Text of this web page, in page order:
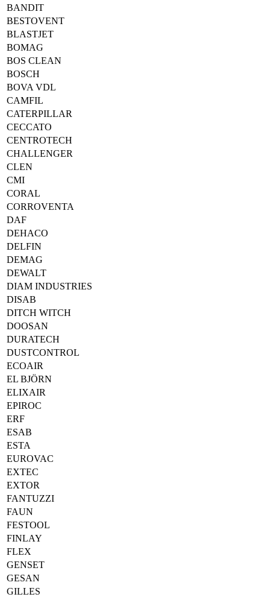
BANDIT
BESTOVENT
BLASTJET
BOMAG
BOS CLEAN
BOSCH
BOVA VDL
CAMFIL
CATERPILLAR
CECCATO
CENTROTECH
CHALLENGER
CLEN
CMI
CORAL
CORROVENTA
DAF
DEHACO
DELFIN
DEMAG
DEWALT
DIAM INDUSTRIES
DISAB
DITCH WITCH
DOOSAN
DURATECH
DUSTCONTROL
ECOAIR
EL BJÖRN
ELIXAIR
EPIROC
ERF
ESAB
ESTA
EUROVAC
EXTEC
EXTOR
FANTUZZI
FAUN
FESTOOL
FINLAY
FLEX
GENSET
GESAN
GILLES